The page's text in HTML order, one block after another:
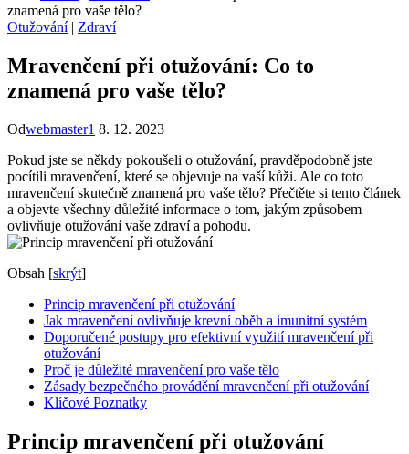
znamená pro vaše tělo?
Otužování| Zdraví
Mravenčení při otužování: Co to
znamená pro vaše tělo?
Odwebmaster1 8. 12. 2023
Pokud jste se někdy pokoušeli o otužování, pravděpodobně jste
pocítili mravenčení, které se objevuje na vaší kůži. Ale co toto
mravenčení skutečně znamená pro vaše tělo? Přečtěte si tento článek
a objevte všechny důležité informace o tom, jakým způsobem
ovlivňuje otužování vaše zdraví a pohodu.
Obsah [skrýt]
Princip mravenčení při otužování
Jak mravenčení ovlivňuje krevní oběh a imunitní systém
Doporučené postupy pro efektivní využití mravenčení při
otužování
Proč je důležité mravenčení pro vaše tělo
Zásady bezpečného provádění mravenčení při otužování
Klíčové Poznatky
Princip mravenčení při otužování